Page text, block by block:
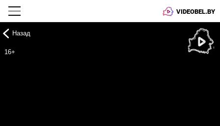
VIDEOBEL.BY
Назад
16+